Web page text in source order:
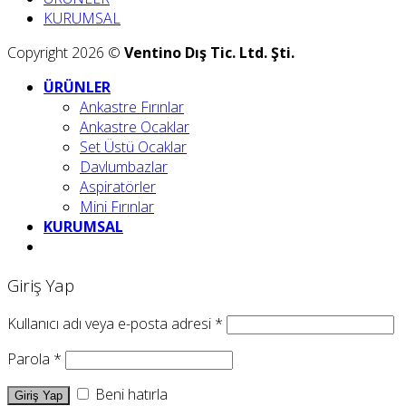
KURUMSAL
Copyright 2026 © Ventino Dış Tic. Ltd. Şti.
ÜRÜNLER
Ankastre Fırınlar
Ankastre Ocaklar
Set Üstü Ocaklar
Davlumbazlar
Aspiratörler
Mini Fırınlar
KURUMSAL
Giriş Yap
Kullanıcı adı veya e-posta adresi *
Parola *
Giriş Yap Beni hatırla